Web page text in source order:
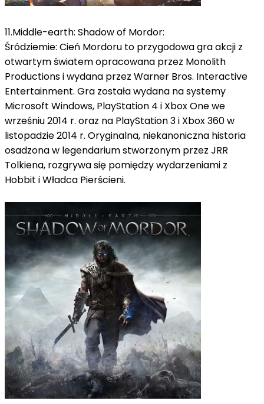
11.Middle-earth: Shadow of Mordor:
Śródziemie: Cień Mordoru to przygodowa gra akcji z
otwartym światem opracowana przez Monolith
Productions i wydana przez Warner Bros. Interactive
Entertainment. Gra została wydana na systemy
Microsoft Windows, PlayStation 4 i Xbox One we
wrześniu 2014 r. oraz na PlayStation 3 i Xbox 360 w
listopadzie 2014 r. Oryginalna, niekanoniczna historia
osadzona w legendarium stworzonym przez JRR
Tolkiena, rozgrywa się pomiędzy wydarzeniami z
Hobbit i Władca Pierścieni.